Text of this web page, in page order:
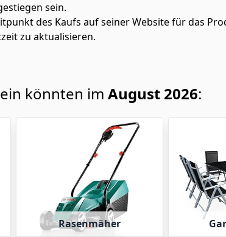
sein.
des Kaufs auf seiner Website für das
zu aktualisieren.
könnten im August 2026:
Rasenmäher